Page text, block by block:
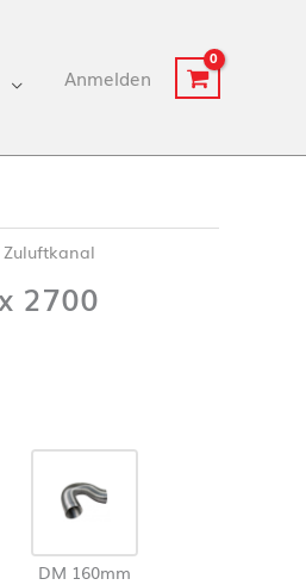
Anmelden
Zuluftkanal
2700
DM 160mm